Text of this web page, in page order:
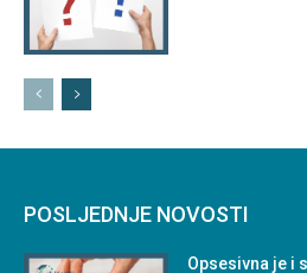
POSLJEDNJE NOVOSTI
Opsesivna je i